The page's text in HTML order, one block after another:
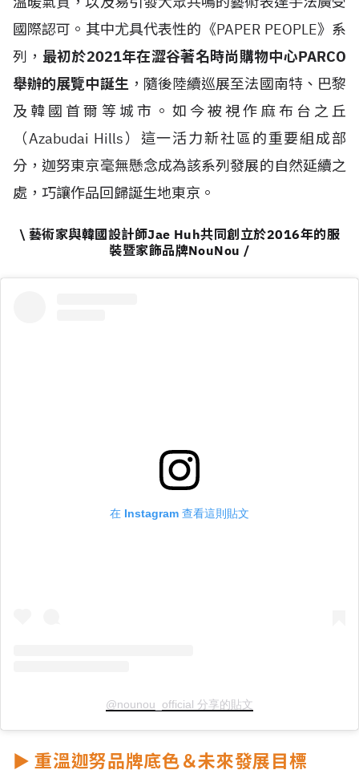
國際認可。其中尤具代表性的《PAPER PEOPLE》系
列， 最初於2021年在澀谷著名時尚購物中心PARCO
舉辦的展覽中誕生，隨後陸續巡展至法國南特、巴黎
及韓國首爾等城市。如今被視作麻布台之丘
（Azabudai Hills）這一活力新社區的重要組成部
分，迦努東京毫無懸念成為該系列發展的自然延續之
處，巧讓作品回歸誕生地東京。
\ 藝術家與韓國設計師Jae Huh共同創立於2016年的服
裝暨家飾品牌NouNou /
在 Instagram 查看這則貼文
@nounou_official 分享的貼文
► 重溫迦努品牌底色＆未來發展目標